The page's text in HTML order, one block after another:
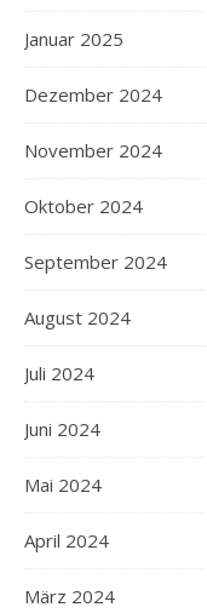
Januar 2025
Dezember 2024
November 2024
Oktober 2024
September 2024
August 2024
Juli 2024
Juni 2024
Mai 2024
April 2024
März 2024